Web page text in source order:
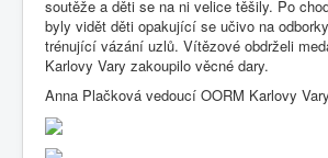
soutěže a děti se na ni velice těšily. Po
byly vidět děti opakující se učivo na
trénující vázání uzlů. Vítězové obdrželi
Karlovy Vary zakoupilo věcné dary.
Anna Plačková vedoucí OORM Karlovy Vary